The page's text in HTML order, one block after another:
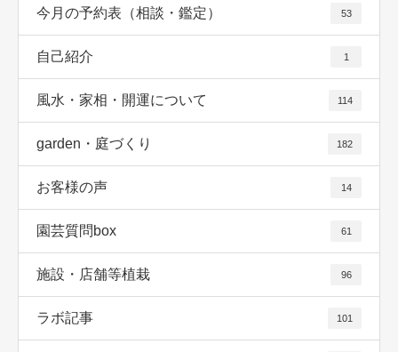
今月の予約表（相談・鑑定） 53
自己紹介 1
風水・家相・開運について 114
garden・庭づくり 182
お客様の声 14
園芸質問box 61
施設・店舗等植栽 96
ラボ記事 101